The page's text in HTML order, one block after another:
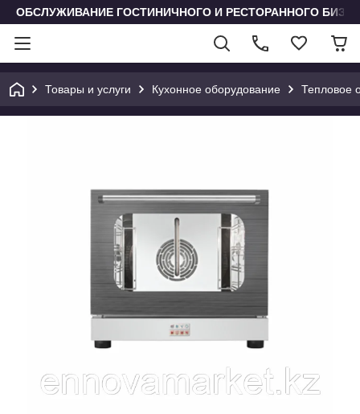
ОБСЛУЖИВАНИЕ ГОСТИНИЧНОГО И РЕСТОРАННОГО
Товары и услуги Кухонное оборудование Тепловое